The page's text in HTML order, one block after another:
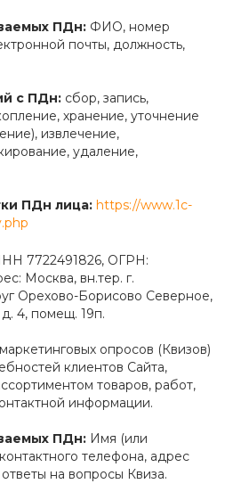
ПДн: ФИО, номер
почты, должность,
с ПДн: сбор, запись,
хранение, уточнение
извлечение,
удаление,
ПДн лица: https://www.1c-
7722491826, ОГРН:
Москва, вн.тер. г.
Орехово-Борисово Северное,
4, помещ. 19п.
опросов (Квизов)
клиентов Сайта,
товаров, работ,
информации.
ПДн: Имя (или
телефона, адрес
на вопросы Квиза.